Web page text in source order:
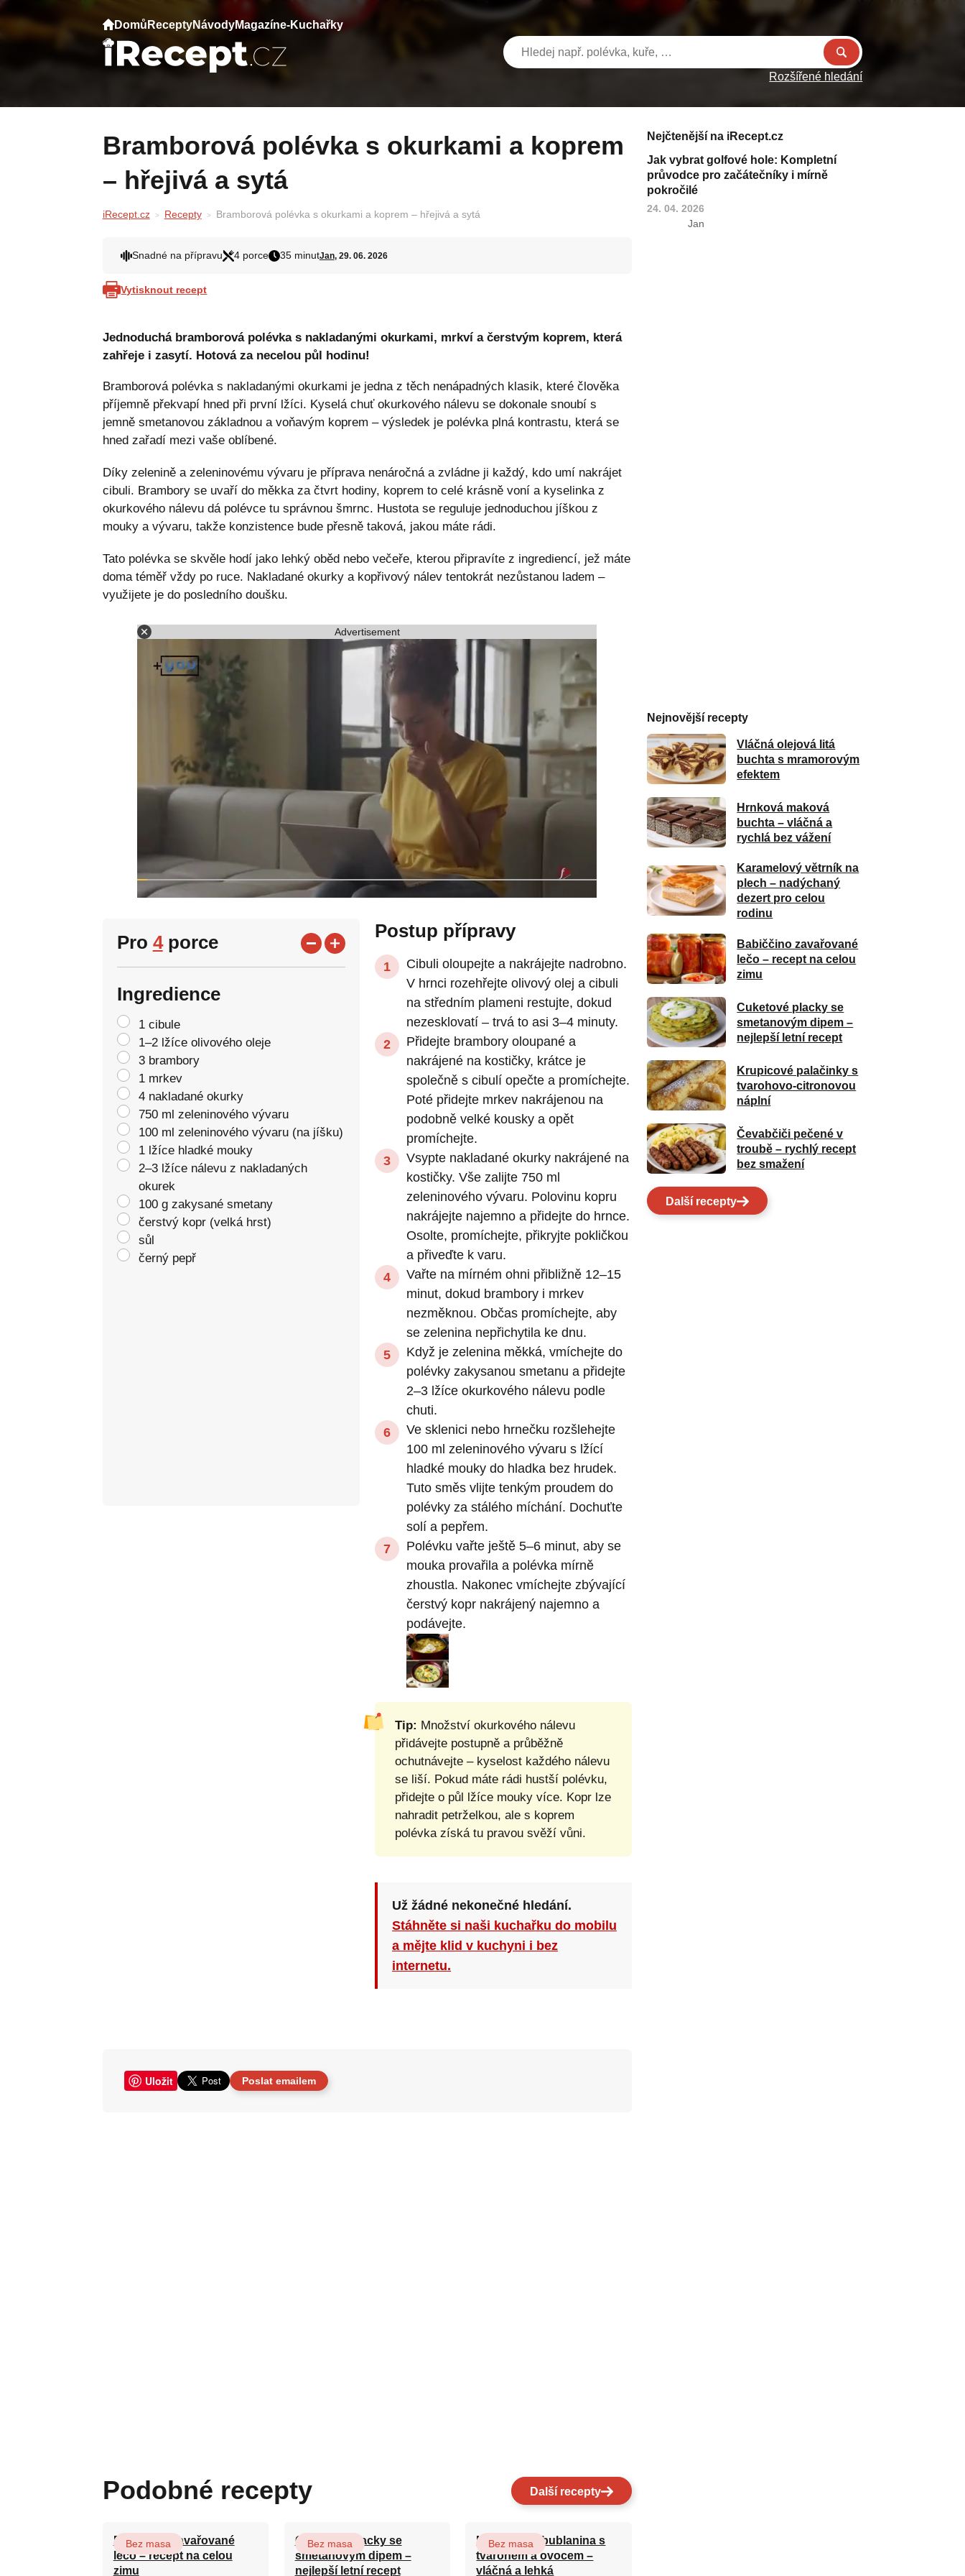
Domů ReceptyNávodyMagazíne-Kuchařky
Rozšířené hledání
Bramborová polévka s okurkami a koprem
– hřejivá a sytá
iRecept.cz Recepty Bramborová polévka s okurkami a koprem – hřejivá a sytá
Snadné na přípravu 4 porce 35 minutJan, 29. 06. 2026
Vytisknout recept
Jednoduchá bramborová polévka s nakladanými okurkami, mrkví a čerstvým koprem, která
zahřeje i zasytí. Hotová za necelou půl hodinu!
Bramborová polévka s nakladanými okurkami je jedna z těch nenápadných klasik, které člověka
příjemně překvapí hned při první lžíci. Kyselá chuť okurkového nálevu se dokonale snoubí s
jemně smetanovou základnou a voňavým koprem – výsledek je polévka plná kontrastu, která se
hned zařadí mezi vaše oblíbené.
Díky zelenině a zeleninovému vývaru je příprava nenáročná a zvládne ji každý, kdo umí nakrájet
cibuli. Brambory se uvaří do měkka za čtvrt hodiny, koprem to celé krásně voní a kyselinka z
okurkového nálevu dá polévce tu správnou šmrnc. Hustota se reguluje jednoduchou jíškou z
mouky a vývaru, takže konzistence bude přesně taková, jakou máte rádi.
Tato polévka se skvěle hodí jako lehký oběd nebo večeře, kterou připravíte z ingrediencí, jež máte
doma téměř vždy po ruce. Nakladané okurky a kopřivový nálev tentokrát nezůstanou ladem –
využijete je do posledního doušku.
Advertisement
Pro 4porce
Ingredience
1 cibule
1–2 lžíce olivového oleje
3 brambory
1 mrkev
4 nakladané okurky
750 ml zeleninového vývaru
100 ml zeleninového vývaru (na jíšku)
1 lžíce hladké mouky
2–3 lžíce nálevu z nakladaných
okurek
100 g zakysané smetany
čerstvý kopr (velká hrst)
sůl
černý pepř
Postup přípravy
Cibuli oloupejte a nakrájejte nadrobno.
V hrnci rozehřejte olivový olej a cibuli
na středním plameni restujte, dokud
nezesklovatí – trvá to asi 3–4 minuty.
Přidejte brambory oloupané a
nakrájené na kostičky, krátce je
společně s cibulí opečte a promíchejte.
Poté přidejte mrkev nakrájenou na
podobně velké kousky a opět
promíchejte.
Vsypte nakladané okurky nakrájené na
kostičky. Vše zalijte 750 ml
zeleninového vývaru. Polovinu kopru
nakrájejte najemno a přidejte do hrnce.
Osolte, promíchejte, přikryjte pokličkou
a přiveďte k varu.
Vařte na mírném ohni přibližně 12–15
minut, dokud brambory i mrkev
nezměknou. Občas promíchejte, aby
se zelenina nepřichytila ke dnu.
Když je zelenina měkká, vmíchejte do
polévky zakysanou smetanu a přidejte
2–3 lžíce okurkového nálevu podle
chuti.
Ve sklenici nebo hrnečku rozšlehejte
100 ml zeleninového vývaru s lžící
hladké mouky do hladka bez hrudek.
Tuto směs vlijte tenkým proudem do
polévky za stálého míchání. Dochuťte
solí a pepřem.
Polévku vařte ještě 5–6 minut, aby se
mouka provařila a polévka mírně
zhoustla. Nakonec vmíchejte zbývající
čerstvý kopr nakrájený najemno a
podávejte.
Tip: Množství okurkového nálevu
přidávejte postupně a průběžně
ochutnávejte – kyselost každého nálevu
se liší. Pokud máte rádi hustší polévku,
přidejte o půl lžíce mouky více. Kopr lze
nahradit petrželkou, ale s koprem
polévka získá tu pravou svěží vůni.
Už žádné nekonečné hledání.
Stáhněte si naši kuchařku do mobilu
a mějte klid v kuchyni i bez
internetu.
Uložit Poslat emailem
Podobné recepty Další recepty
Babiččino zavařované
lečo – recept na celou
zimu
Bez masa
Cuketové placky se
smetanovým dipem –
nejlepší letní recept
Bez masa
Nadýchaná bublanina s
tvarohem a ovocem –
vláčná a lehká
Bez masa
Nejčtenější na iRecept.cz
Jak vybrat golfové hole: Kompletní
průvodce pro začátečníky i mírně
pokročilé
24. 04. 2026
Jan
Nejnovější recepty
Vláčná olejová litá
buchta s mramorovým
efektem
Hrnková maková
buchta – vláčná a
rychlá bez vážení
Karamelový větrník na
plech – nadýchaný
dezert pro celou
rodinu
Babiččino zavařované
lečo – recept na celou
zimu
Cuketové placky se
smetanovým dipem –
nejlepší letní recept
Krupicové palačinky s
tvarohovo-citronovou
náplní
Čevabčiči pečené v
troubě – rychlý recept
bez smažení
Další recepty